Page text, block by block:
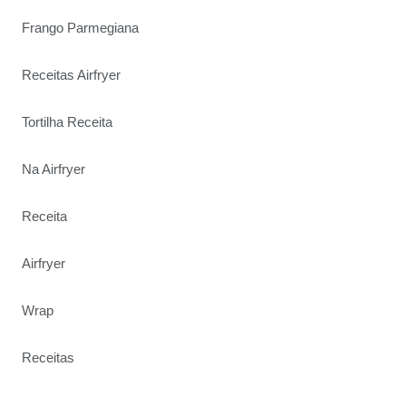
Frango Parmegiana
Receitas Airfryer
Tortilha Receita
Na Airfryer
Receita
Airfryer
Wrap
Receitas